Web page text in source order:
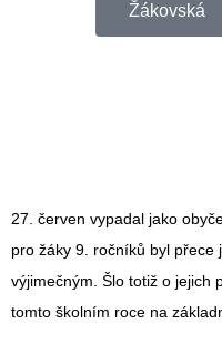
Žákovská
27. červen vypadal jako
pro žáky 9. ročníků byl přece
výjimečným. Šlo totiž o jejich
tomto školním roce na